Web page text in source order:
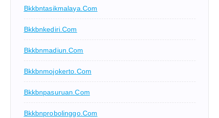
Bkkbntasikmalaya.com
Bkkbnkediri.com
Bkkbnmadiun.com
Bkkbnmojokerto.com
Bkkbnpasuruan.com
Bkkbnprobolinggo.com